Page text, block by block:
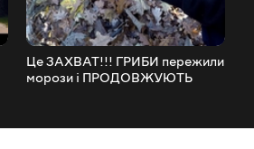
Це ЗАХВАТ!!! ГРИБИ пережили
морози і ПРОДОВЖУЮТЬ